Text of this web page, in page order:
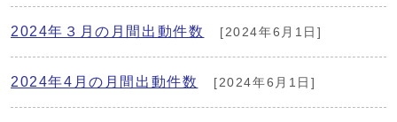
2024年３月の月間出動件数 [2024年6月1日]
2024年4月の月間出動件数 [2024年6月1日]